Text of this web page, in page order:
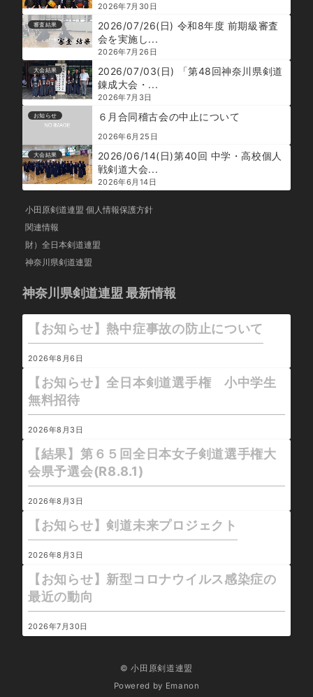
2026年7月30日
審査結果
2026/07/26(日) 令和8年度 前期級審査
会を実施し...
2026年7月26日
大会結果
2026/07/03(日) 「第48回神奈川県剣道
錬成大会・...
2026年7月3日
お知らせ ６月合同稽古会の中止について
2026年6月25日
大会結果
2026/06/14(日)第40回 中学・高校個人
戦剣道大会...
2026年6月14日
小田原剣道連盟 個人情報保護方針
関連情報
財）全日本剣道連盟
神奈川県剣道連盟
神奈川県剣道連盟 最新情報
【お知らせ】熱中症事故の防止について
2026年8月6日
【お知らせ】全日本剣道選手権 小中学生
無料招待
2026年8月3日
【結果】第６５回全日本女子剣道選手権大
会県予選会(R8.8.1)
2026年8月3日
【お知らせ】剣道未来プロジェクト
2026年8月3日
【お知らせ】新型コロナウイルス感染症の
最近の動向
2026年7月30日
© 小田原剣道連盟
Powered by Emanon